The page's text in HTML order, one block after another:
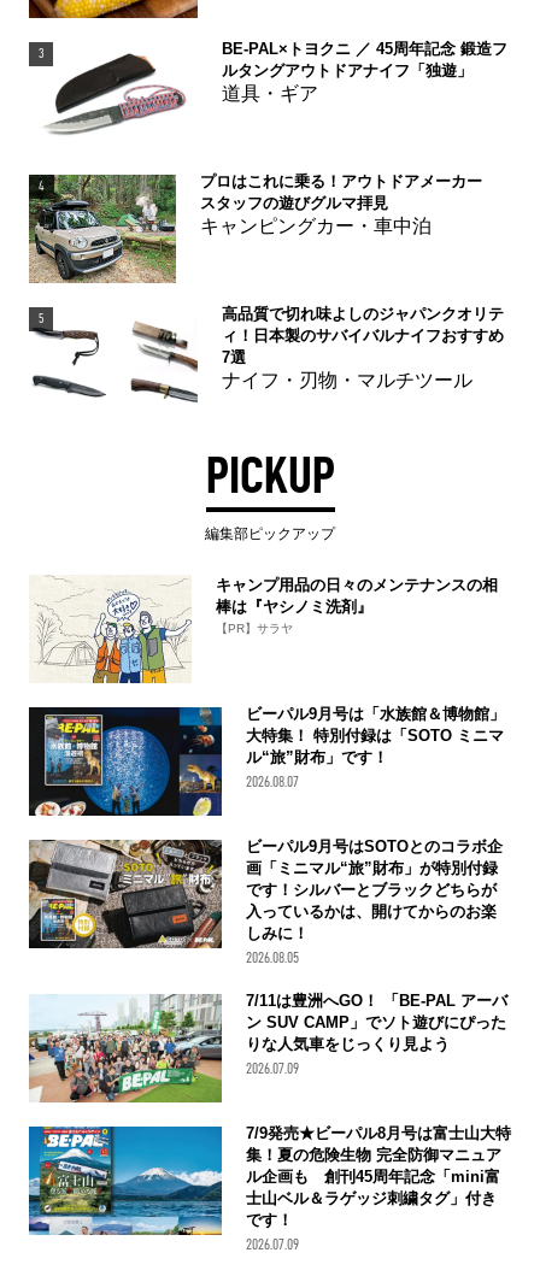
3
BE-PAL×トヨクニ ／ 45周年記念 鍛造フ
ルタングアウトドアナイフ「独遊」
道具・ギア
4
プロはこれに乗る！アウトドアメーカー
スタッフの遊びグルマ拝見
キャンピングカー・車中泊
5
高品質で切れ味よしのジャパンクオリテ
ィ！日本製のサバイバルナイフおすすめ
7選
ナイフ・刃物・マルチツール
PICKUP
編集部ピックアップ
キャンプ用品の日々のメンテナンスの相
棒は『ヤシノミ洗剤』
【PR】サラヤ
ビーパル9月号は「水族館＆博物館」
大特集！ 特別付録は「SOTO ミニマ
ル“旅”財布」です！
2026.08.07
ビーパル9月号はSOTOとのコラボ企
画「ミニマル“旅”財布」が特別付録
です！シルバーとブラックどちらが
入っているかは、開けてからのお楽
しみに！
2026.08.05
7/11は豊洲へGO！ 「BE-PAL アーバ
ン SUV CAMP」でソト遊びにぴった
りな人気車をじっくり見よう
2026.07.09
7/9発売★ビーパル8月号は富士山大特
集！夏の危険生物 完全防御マニュア
ル企画も 創刊45周年記念「mini富
士山ベル＆ラゲッジ刺繍タグ」付き
です！
2026.07.09